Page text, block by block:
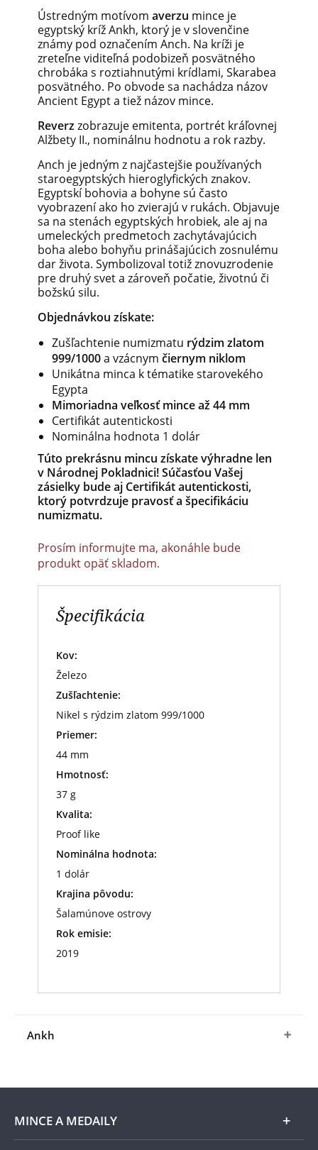
Ústredným motívom averzu mince je
egyptský kríž Ankh, ktorý je v slovenčine
známy pod označením Anch. Na kríži je
zreteľne viditeľná podobizeň posvätného
chrobáka s roztiahnutými krídlami, Skarabea
posvätného. Po obvode sa nachádza názov
Ancient Egypt a tiež názov mince.
Reverz zobrazuje emitenta, portrét kráľovnej
Alžbety II., nominálnu hodnotu a rok razby.
Anch je jedným z najčastejšie používaných
staroegyptských hieroglyfických znakov.
Egyptskí bohovia a bohyne sú často
vyobrazení ako ho zvierajú v rukách. Objavuje
sa na stenách egyptských hrobiek, ale aj na
umeleckých predmetoch zachytávajúcich
boha alebo bohyňu prinášajúcich zosnulému
dar života. Symbolizoval totiž znovuzrodenie
pre druhý svet a zároveň počatie, životnú či
božskú silu.
Objednávkou získate:
Zušľachtenie numizmatu rýdzim zlatom
999/1000a vzácnym čiernym niklom
Unikátna minca k tématike starovekého
Egypta
Mimoriadna veľkosť mince až 44 mm
Certifikát autentickosti
Nominálna hodnota 1 dolár
Túto prekrásnu mincu získate výhradne len
v Národnej Pokladnici! Súčasťou Vašej
zásielky bude aj Certifikát autentickosti,
ktorý potvrdzuje pravosť a špecifikáciu
numizmatu.
Prosím informujte ma, akonáhle bude
produkt opäť skladom.
Špecifikácia
Kov:
Železo
Zušľachtenie:
Nikel s rýdzim zlatom 999/1000
Priemer:
44 mm
Hmotnosť:
37 g
Kvalita:
Proof like
Nominálna hodnota:
1 dolár
Krajina pôvodu:
Šalamúnove ostrovy
Rok emisie:
2019
Ankh
amulet. Často si dokonca vyrábali zrkadlá v tvare
spojitosti s dvoma ďalšími hieroglyfmi –
hieroglyfom džed (zdravie, stabilita) a
MINCE A MEDAILY